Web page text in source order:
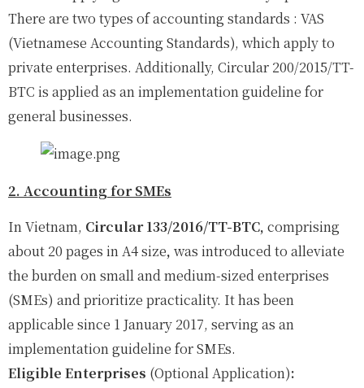
There are two types of accounting standards : VAS
(Vietnamese Accounting Standards), which apply to
private enterprises. Additionally, Circular 200/2015/TT-
BTC is applied as an implementation guideline for
general businesses.
2. Accounting for SMEs
In Vietnam, Circular 133/2016/TT-BTC, comprising
about 20 pages in A4 size, was introduced to alleviate
the burden on small and medium-sized enterprises
(SMEs) and prioritize practicality. It has been
applicable since 1 January 2017, serving as an
implementation guideline for SMEs.
Eligible Enterprises (Optional Application):